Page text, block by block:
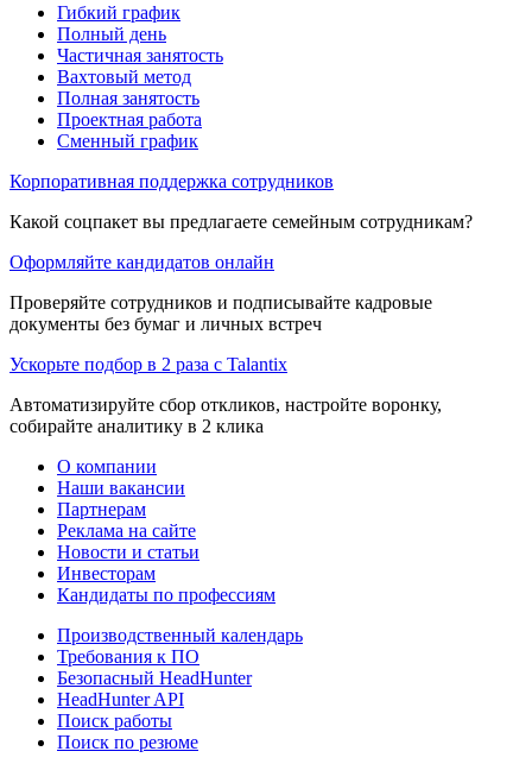
Гибкий график
Полный день
Частичная занятость
Вахтовый метод
Полная занятость
Проектная работа
Сменный график
Корпоративная поддержка сотрудников
Какой соцпакет вы предлагаете семейным сотрудникам?
Оформляйте кандидатов онлайн
Проверяйте сотрудников и подписывайте кадровые
документы без бумаг и личных встреч
Ускорьте подбор в 2 раза с Talantix
Автоматизируйте сбор откликов, настройте воронку,
собирайте аналитику в 2 клика
О компании
Наши вакансии
Партнерам
Реклама на сайте
Новости и статьи
Инвесторам
Кандидаты по профессиям
Производственный календарь
Требования к ПО
Безопасный HeadHunter
HeadHunter API
Поиск работы
Поиск по резюме